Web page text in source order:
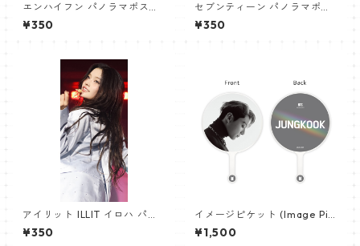
エンハイフン パノラマポスタ
ー (ENHYPEN Poster) 700*3
30mm 【Enhypen_03】
¥350
セブンティーン パノラマポス
ター (SEVENTEEN Poster) 70
0*330mm 【seventeen-0
¥350
アイリット ILLIT イロハ パノ
ラマポスター (IROHA Poster)
700*330mm 【iroha_01】
¥350
イメージピケット (Image Pic
ket) うちわ - ジョングク (JU
NGKOOK_08)
¥1,500